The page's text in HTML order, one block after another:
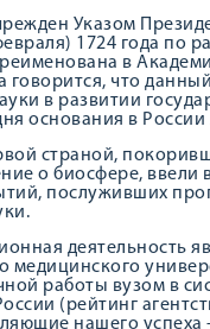
Указом
1724 года по
в
говорится, что
в развитии
основания в
страной,
о биосфере,
послуживших
деятельность
медицинского
работы вузом в
(рейтинг
нашего